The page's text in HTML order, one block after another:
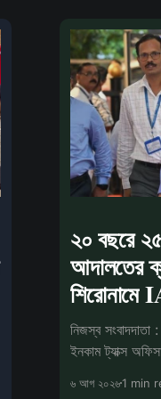
২০ বছরে
আদালতের
শিরোনামে
নিজস্ব সংবাদদাতা :
ইনকাম ট্যাক্স
৬ আগ ২০২৬1 min